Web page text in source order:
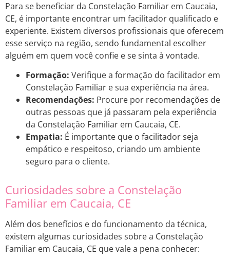
Para se beneficiar da Constelação Familiar em Caucaia,
CE, é importante encontrar um facilitador qualificado e
experiente. Existem diversos profissionais que oferecem
esse serviço na região, sendo fundamental escolher
alguém em quem você confie e se sinta à vontade.
Formação: Verifique a formação do facilitador em
Constelação Familiar e sua experiência na área.
Recomendações: Procure por recomendações de
outras pessoas que já passaram pela experiência
da Constelação Familiar em Caucaia, CE.
Empatia: É importante que o facilitador seja
empático e respeitoso, criando um ambiente
seguro para o cliente.
Curiosidades sobre a Constelação
Familiar em Caucaia, CE
Além dos benefícios e do funcionamento da técnica,
existem algumas curiosidades sobre a Constelação
Familiar em Caucaia, CE que vale a pena conhecer: